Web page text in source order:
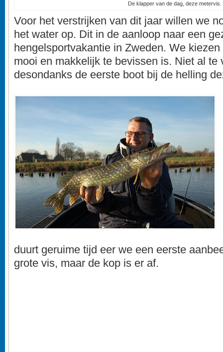
De klapper van de dag, deze metervis.
Voor het verstrijken van dit jaar willen we
het water op. Dit in de aanloop naar een
hengelsportvakantie in Zweden. We
mooi en makkelijk te bevissen is. Niet al te
desondanks de eerste boot bij de helling
duurt geruime tijd eer we een eerste
grote vis, maar de kop is er af.